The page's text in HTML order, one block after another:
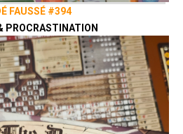
FAUSSÉ #394
PROCRASTINATION